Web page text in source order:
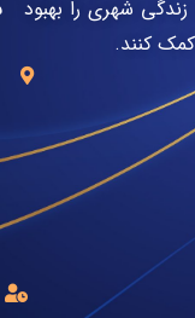
ستارخان،
تهران
کوچه
پلاک4
کاری:
8